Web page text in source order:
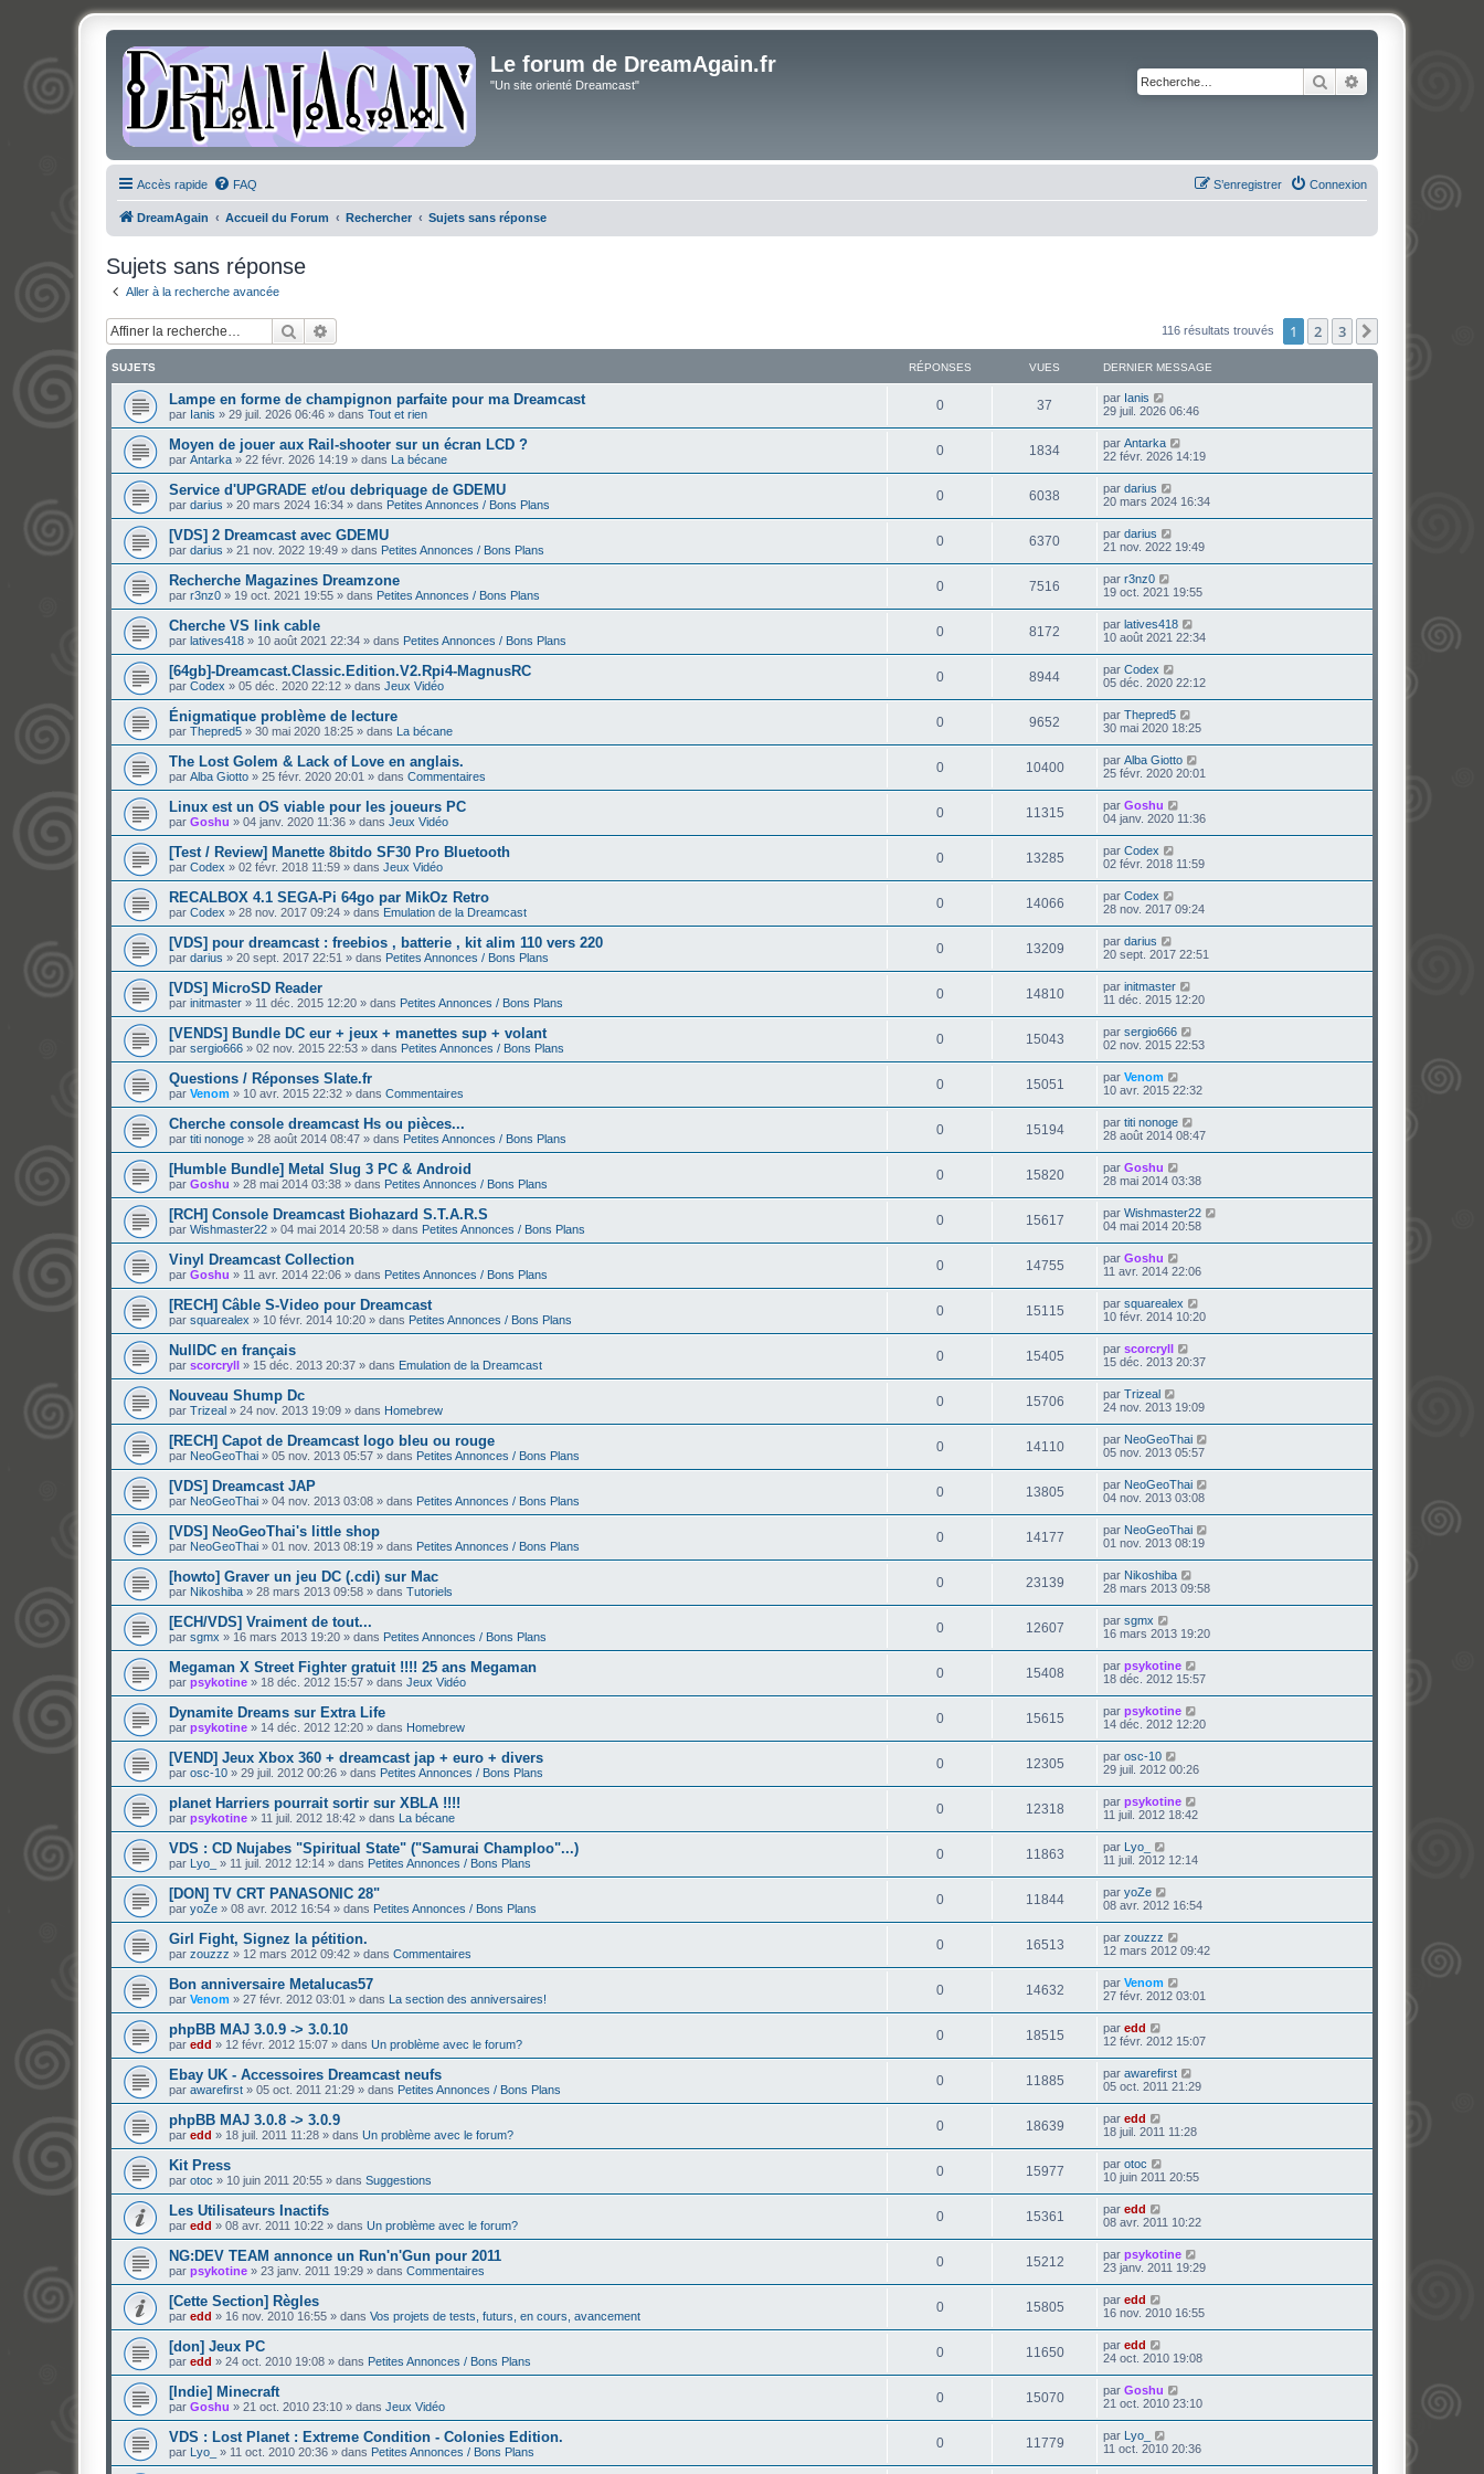
Le forum de DreamAgain.fr
"Un site orienté Dreamcast" Rechercher
Accès rapide FAQ Connexion
S’enregistrer
DreamAgain Accueil du Forum Rechercher Sujets sans réponse
Sujets sans réponse
Aller à la recherche avancée
Rechercher 116 résultats trouvés 1 2 3
SUJETS RÉPONSES VUES DERNIER MESSAGE
Lampe en forme de champignon parfaite pour ma Dreamcast
par Ianis » 29 juil. 2026 06:46 » dans Tout et rien
0 37 par Ianis
29 juil. 2026 06:46
Moyen de jouer aux Rail-shooter sur un écran LCD ?
par Antarka » 22 févr. 2026 14:19 » dans La bécane
0 1834 par Antarka
22 févr. 2026 14:19
Service d'UPGRADE et/ou debriquage de GDEMU
par darius » 20 mars 2024 16:34 » dans Petites Annonces / Bons Plans
0 6038 par darius
20 mars 2024 16:34
[VDS] 2 Dreamcast avec GDEMU
par darius » 21 nov. 2022 19:49 » dans Petites Annonces / Bons Plans
0 6370 par darius
21 nov. 2022 19:49
Recherche Magazines Dreamzone
par r3nz0 » 19 oct. 2021 19:55 » dans Petites Annonces / Bons Plans
0 7516 par r3nz0
19 oct. 2021 19:55
Cherche VS link cable
par latives418 » 10 août 2021 22:34 » dans Petites Annonces / Bons Plans
0 8172 par latives418
10 août 2021 22:34
[64gb]-Dreamcast.Classic.Edition.V2.Rpi4-MagnusRC
par Codex » 05 déc. 2020 22:12 » dans Jeux Vidéo
0 8944 par Codex
05 déc. 2020 22:12
Énigmatique problème de lecture
par Thepred5 » 30 mai 2020 18:25 » dans La bécane
0 9652 par Thepred5
30 mai 2020 18:25
The Lost Golem & Lack of Love en anglais.
par Alba Giotto » 25 févr. 2020 20:01 » dans Commentaires
0 10400 par Alba Giotto
25 févr. 2020 20:01
Linux est un OS viable pour les joueurs PC
par Goshu » 04 janv. 2020 11:36 » dans Jeux Vidéo
0 11315 par Goshu
04 janv. 2020 11:36
[Test / Review] Manette 8bitdo SF30 Pro Bluetooth
par Codex » 02 févr. 2018 11:59 » dans Jeux Vidéo
0 13285 par Codex
02 févr. 2018 11:59
RECALBOX 4.1 SEGA-Pi 64go par MikOz Retro
par Codex » 28 nov. 2017 09:24 » dans Emulation de la Dreamcast
0 14066 par Codex
28 nov. 2017 09:24
[VDS] pour dreamcast : freebios , batterie , kit alim 110 vers 220
par darius » 20 sept. 2017 22:51 » dans Petites Annonces / Bons Plans
0 13209 par darius
20 sept. 2017 22:51
[VDS] MicroSD Reader
par initmaster » 11 déc. 2015 12:20 » dans Petites Annonces / Bons Plans
0 14810 par initmaster
11 déc. 2015 12:20
[VENDS] Bundle DC eur + jeux + manettes sup + volant
par sergio666 » 02 nov. 2015 22:53 » dans Petites Annonces / Bons Plans
0 15043 par sergio666
02 nov. 2015 22:53
Questions / Réponses Slate.fr
par Venom » 10 avr. 2015 22:32 » dans Commentaires
0 15051 par Venom
10 avr. 2015 22:32
Cherche console dreamcast Hs ou pièces...
par titi nonoge » 28 août 2014 08:47 » dans Petites Annonces / Bons Plans
0 15194 par titi nonoge
28 août 2014 08:47
[Humble Bundle] Metal Slug 3 PC & Android
par Goshu » 28 mai 2014 03:38 » dans Petites Annonces / Bons Plans
0 15820 par Goshu
28 mai 2014 03:38
[RCH] Console Dreamcast Biohazard S.T.A.R.S
par Wishmaster22 » 04 mai 2014 20:58 » dans Petites Annonces / Bons Plans
0 15617 par Wishmaster22
04 mai 2014 20:58
Vinyl Dreamcast Collection
par Goshu » 11 avr. 2014 22:06 » dans Petites Annonces / Bons Plans
0 14755 par Goshu
11 avr. 2014 22:06
[RECH] Câble S-Video pour Dreamcast
par squarealex » 10 févr. 2014 10:20 » dans Petites Annonces / Bons Plans
0 15115 par squarealex
10 févr. 2014 10:20
NullDC en français
par scorcryll » 15 déc. 2013 20:37 » dans Emulation de la Dreamcast
0 15405 par scorcryll
15 déc. 2013 20:37
Nouveau Shump Dc
par Trizeal » 24 nov. 2013 19:09 » dans Homebrew
0 15706 par Trizeal
24 nov. 2013 19:09
[RECH] Capot de Dreamcast logo bleu ou rouge
par NeoGeoThai » 05 nov. 2013 05:57 » dans Petites Annonces / Bons Plans
0 14110 par NeoGeoThai
05 nov. 2013 05:57
[VDS] Dreamcast JAP
par NeoGeoThai » 04 nov. 2013 03:08 » dans Petites Annonces / Bons Plans
0 13805 par NeoGeoThai
04 nov. 2013 03:08
[VDS] NeoGeoThai's little shop
par NeoGeoThai » 01 nov. 2013 08:19 » dans Petites Annonces / Bons Plans
0 14177 par NeoGeoThai
01 nov. 2013 08:19
[howto] Graver un jeu DC (.cdi) sur Mac
par Nikoshiba » 28 mars 2013 09:58 » dans Tutoriels
0 23139 par Nikoshiba
28 mars 2013 09:58
[ECH/VDS] Vraiment de tout...
par sgmx » 16 mars 2013 19:20 » dans Petites Annonces / Bons Plans
0 12607 par sgmx
16 mars 2013 19:20
Megaman X Street Fighter gratuit !!!! 25 ans Megaman
par psykotine » 18 déc. 2012 15:57 » dans Jeux Vidéo
0 15408 par psykotine
18 déc. 2012 15:57
Dynamite Dreams sur Extra Life
par psykotine » 14 déc. 2012 12:20 » dans Homebrew
0 15615 par psykotine
14 déc. 2012 12:20
[VEND] Jeux Xbox 360 + dreamcast jap + euro + divers
par osc-10 » 29 juil. 2012 00:26 » dans Petites Annonces / Bons Plans
0 12305 par osc-10
29 juil. 2012 00:26
planet Harriers pourrait sortir sur XBLA !!!!
par psykotine » 11 juil. 2012 18:42 » dans La bécane
0 12318 par psykotine
11 juil. 2012 18:42
VDS : CD Nujabes "Spiritual State" ("Samurai Champloo"...)
par Lyo_ » 11 juil. 2012 12:14 » dans Petites Annonces / Bons Plans
0 11863 par Lyo_
11 juil. 2012 12:14
[DON] TV CRT PANASONIC 28"
par yoZe » 08 avr. 2012 16:54 » dans Petites Annonces / Bons Plans
0 11844 par yoZe
08 avr. 2012 16:54
Girl Fight, Signez la pétition.
par zouzzz » 12 mars 2012 09:42 » dans Commentaires
0 16513 par zouzzz
12 mars 2012 09:42
Bon anniversaire Metalucas57
par Venom » 27 févr. 2012 03:01 » dans La section des anniversaires!
0 14632 par Venom
27 févr. 2012 03:01
phpBB MAJ 3.0.9 -> 3.0.10
par edd » 12 févr. 2012 15:07 » dans Un problème avec le forum?
0 18515 par edd
12 févr. 2012 15:07
Ebay UK - Accessoires Dreamcast neufs
par awarefirst » 05 oct. 2011 21:29 » dans Petites Annonces / Bons Plans
0 11885 par awarefirst
05 oct. 2011 21:29
phpBB MAJ 3.0.8 -> 3.0.9
par edd » 18 juil. 2011 11:28 » dans Un problème avec le forum?
0 18639 par edd
18 juil. 2011 11:28
Kit Press
par otoc » 10 juin 2011 20:55 » dans Suggestions
0 15977 par otoc
10 juin 2011 20:55
Les Utilisateurs Inactifs
par edd » 08 avr. 2011 10:22 » dans Un problème avec le forum?
0 15361 par edd
08 avr. 2011 10:22
NG:DEV TEAM annonce un Run'n'Gun pour 2011
par psykotine » 23 janv. 2011 19:29 » dans Commentaires
0 15212 par psykotine
23 janv. 2011 19:29
[Cette Section] Règles
par edd » 16 nov. 2010 16:55 » dans Vos projets de tests, futurs, en cours, avancement
0 15805 par edd
16 nov. 2010 16:55
[don] Jeux PC
par edd » 24 oct. 2010 19:08 » dans Petites Annonces / Bons Plans
0 11650 par edd
24 oct. 2010 19:08
[Indie] Minecraft
par Goshu » 21 oct. 2010 23:10 » dans Jeux Vidéo
0 15070 par Goshu
21 oct. 2010 23:10
VDS : Lost Planet : Extreme Condition - Colonies Edition.
par Lyo_ » 11 oct. 2010 20:36 » dans Petites Annonces / Bons Plans
0 11779 par Lyo_
11 oct. 2010 20:36